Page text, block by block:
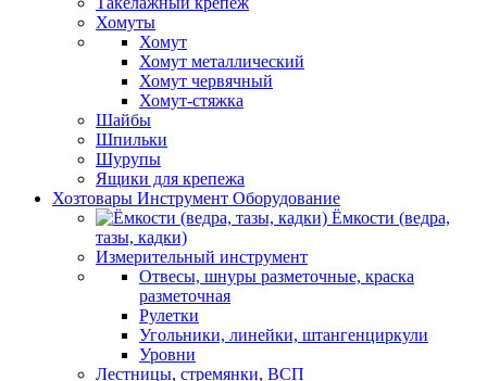
Хомуты
Хомут
Хомут металлический
Хомут червячный
Хомут-стяжка
Шайбы
Шпильки
Шурупы
Ящики для крепежа
Хозтовары Инструмент Оборудование
Ёмкости (ведра,
тазы, кадки)
Измерительный инструмент
Отвесы, шнуры разметочные, краска
разметочная
Рулетки
Угольники, линейки, штангенциркули
Уровни
Лестницы, стремянки, ВСП